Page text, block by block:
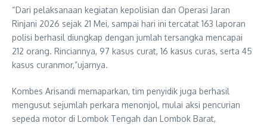
“Dari pelaksanaan kegiatan kepolisian dan Operasi Jaran
Rinjani 2026 sejak 21 Mei, sampai hari ini tercatat 163 laporan
polisi berhasil diungkap dengan jumlah tersangka mencapai
212 orang. Rinciannya, 97 kasus curat, 16 kasus curas, serta 45
kasus curanmor,”ujarnya.
Kombes Arisandi memaparkan, tim penyidik juga berhasil
mengusut sejumlah perkara menonjol, mulai aksi pencurian
sepeda motor di Lombok Tengah dan Lombok Barat,